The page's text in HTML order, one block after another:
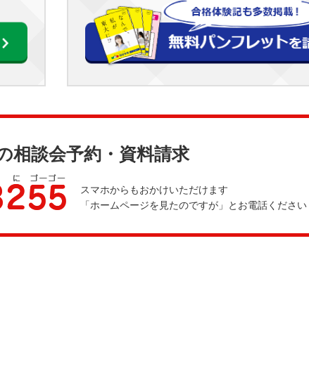
相談会予約・資料請求
スマホからもおかけいただけます
「ホームページを見たのですが」とお電話ください